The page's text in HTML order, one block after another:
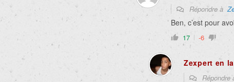
Répondre à
Ben, c’est pour
17 -6
Zexpert en
Répondre